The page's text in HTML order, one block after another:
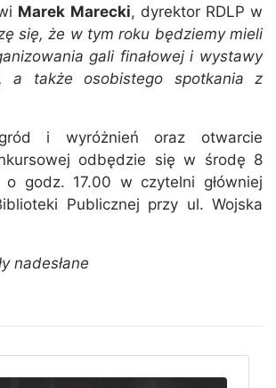
Marek Marecki, dyrektor RDLP w
się, że w tym roku będziemy mieli
gali finałowej i wystawy
a także osobistego spotkania z
i wyróżnień oraz otwarcie
odbędzie się w środę 8
godz. 17.00 w czytelni główniej
Publicznej przy ul. Wojska
nadesłane